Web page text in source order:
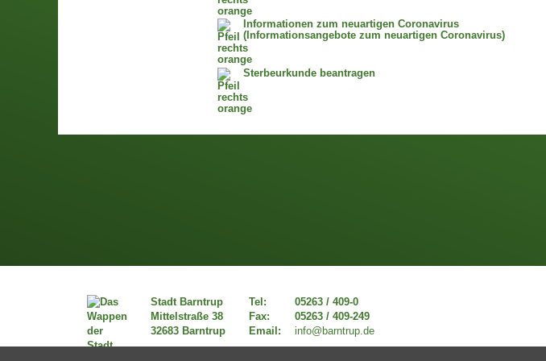
Informationen zum neuartigen Coronavirus
(Informationsangebote zum neuartigen Coronavirus)
Sterbeurkunde beantragen
Stadt Barntrup
Mittelstraße 38
32683 Barntrup
Tel:
Fax:
Email:
05263 / 409-0
05263 / 409-249
info@barntrup.de